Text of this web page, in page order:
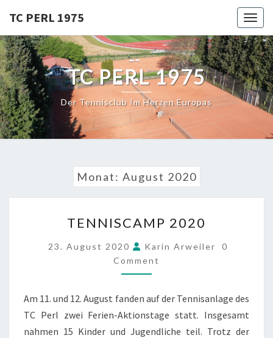
content
TC PERL 1975
TC PERL 1975
Der Tennisclub Im Herzen Europas
Monat: August 2020
2020
TENNISCAMP 2020
23. August 2020 Karin Arweiler
0
Comment
Am 11. und 12. August fanden auf der Tennisanlage des
TC Perl zwei Ferien-Aktionstage statt. Insgesamt
nahmen 15 Kinder und Jugendliche teil. Trotz der